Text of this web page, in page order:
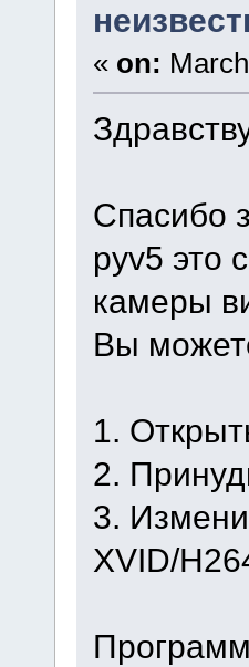
« on:
Спасибо
pyv5 это
камеры
Вы
1.
2.
3.
XVID/